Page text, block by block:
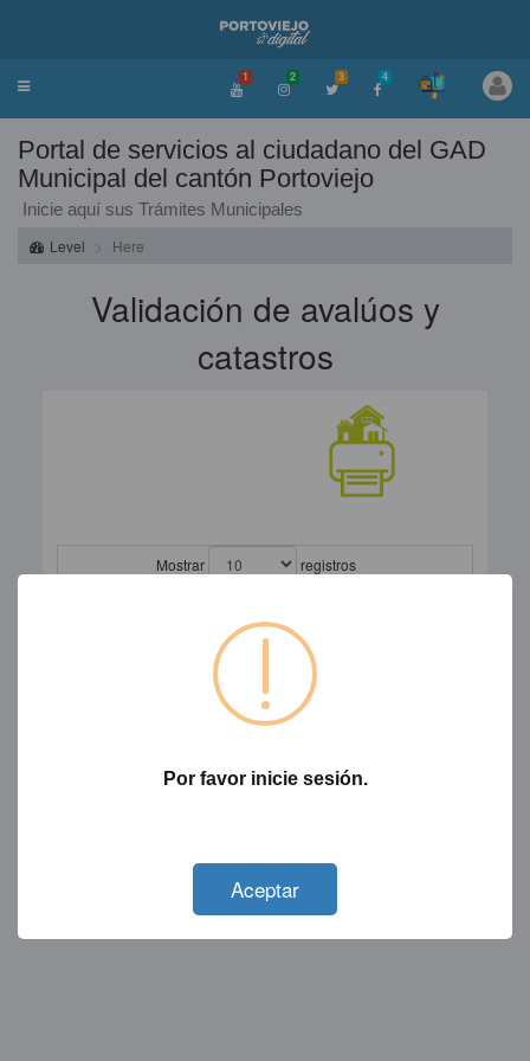
Toggle
1 2 3 4
Portal de servicios al ciudadano del GAD
Municipal del cantón Portoviejo
Inicie aquí sus Trámites Municipales
Level
Here
Validación de avalúos y
catastros
Mostrar registros
Predial
Parroquia
Error: Object
reference not
instance of an
object.
Anterior
1 Siguiente
Por favor inicie sesión.
Aceptar